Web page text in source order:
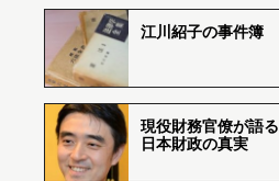
江川紹子の事件簿
現役財務官僚が語る
日本財政の真実